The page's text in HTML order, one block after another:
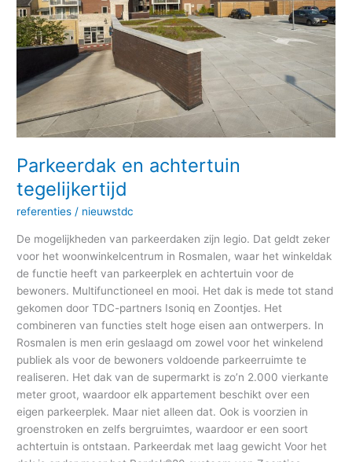
Parkeerdak en achtertuin
tegelijkertijd
referenties / nieuwstdc
De mogelijkheden van parkeerdaken zijn legio. Dat geldt zeker
voor het woonwinkelcentrum in Rosmalen, waar het winkeldak
de functie heeft van parkeerplek en achtertuin voor de
bewoners. Multifunctioneel en mooi. Het dak is mede tot stand
gekomen door TDC-partners Isoniq en Zoontjes. Het
combineren van functies stelt hoge eisen aan ontwerpers. In
Rosmalen is men erin geslaagd om zowel voor het winkelend
publiek als voor de bewoners voldoende parkeerruimte te
realiseren. Het dak van de supermarkt is zo’n 2.000 vierkante
meter groot, waardoor elk appartement beschikt over een
eigen parkeerplek. Maar niet alleen dat. Ook is voorzien in
groenstroken en zelfs bergruimtes, waardoor er een soort
achtertuin is ontstaan. Parkeerdak met laag gewicht Voor het